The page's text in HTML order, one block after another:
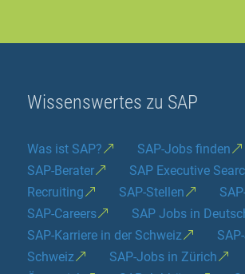
Wissenswertes zu SAP
Was ist SAP? SAP-Jobs finden
SAP-Berater
SAP Executive
Recruiting
SAP-Stellen
SAP-Careers
SAP Jobs in
SAP-Karriere in der Schweiz
Schweiz
SAP-Jobs in Zürich